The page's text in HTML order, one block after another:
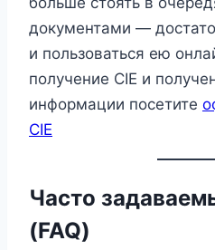
документами —
и пользоваться ею
получение CIE и
информации посетите
CIE
Часто
(FAQ)